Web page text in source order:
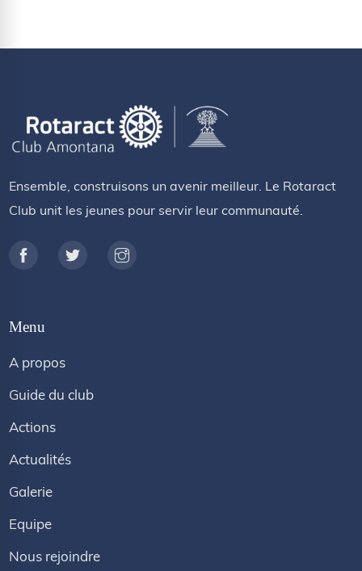
Ensemble, construisons un avenir meilleur. Le Rotaract
Club unit les jeunes pour servir leur communauté.
Menu
A propos
Guide du club
Actions
Actualités
Galerie
Equipe
Nous rejoindre